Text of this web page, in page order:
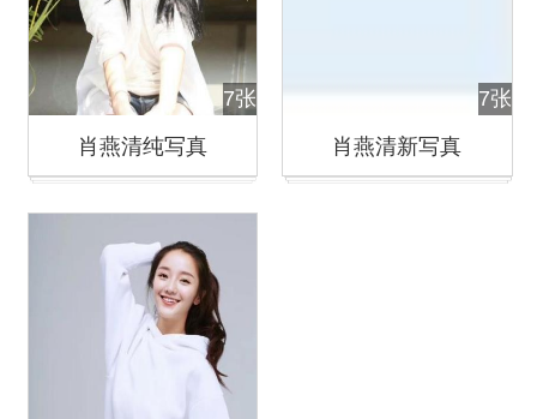
7张
肖燕清纯写真
7张
肖燕清新写真